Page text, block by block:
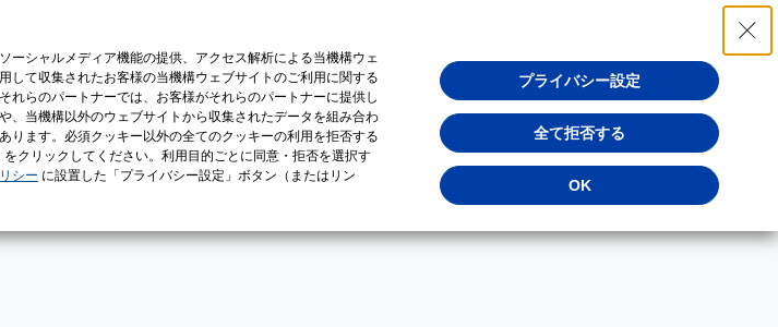
ーシャルメディア機能の提供、アクセス解析による当機構ウェ
して収集されたお客様の当機構ウェブサイトのご利用に関する
らのパートナーでは、お客様がそれらのパートナーに提供し
、当機構以外のウェブサイトから収集されたデータを組み合わ
ります。必須クッキー以外の全てのクッキーの利用を拒否する
クリックしてください。利用目的ごとに同意・拒否を選択す
シー に設置した「プライバシー設定」ボタン（またはリン
プライバシー設定
全て拒否する
OK